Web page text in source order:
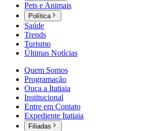
Pets e Animais
Política
Saúde
Trends
Turismo
Últimas Notícias
Quem Somos
Programação
Ouça a Itatiaia
Institucional
Entre em Contato
Expediente Itatiaia
Filiadas